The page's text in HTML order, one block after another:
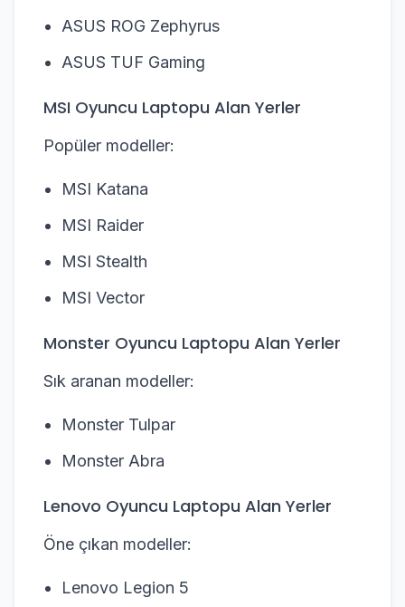
ASUS ROG Zephyrus
ASUS TUF Gaming
MSI Oyuncu Laptopu Alan Yerler
Popüler modeller:
MSI Katana
MSI Raider
MSI Stealth
MSI Vector
Monster Oyuncu Laptopu Alan Yerler
Sık aranan modeller:
Monster Tulpar
Monster Abra
Lenovo Oyuncu Laptopu Alan Yerler
Öne çıkan modeller:
Lenovo Legion 5